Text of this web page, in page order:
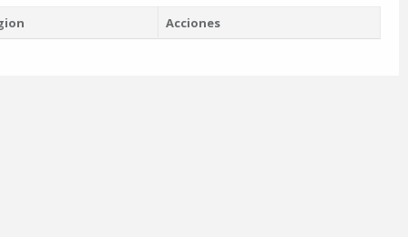
Acciones